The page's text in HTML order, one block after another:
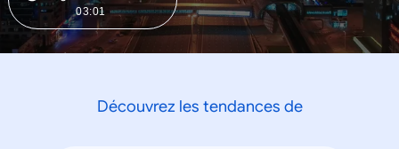
03:01
Découvrez les tendances de